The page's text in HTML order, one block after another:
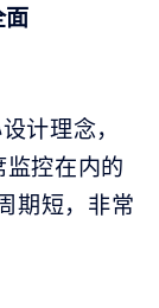
计理念，
控在内的
期短，非常